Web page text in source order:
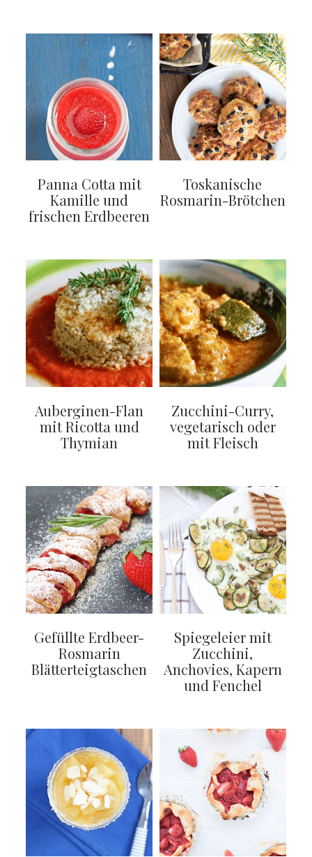
Panna Cotta mit
Kamille und
frischen Erdbeeren
Toskanische
Rosmarin-Brötchen
Auberginen-Flan
mit Ricotta und
Thymian
Zucchini-Curry,
vegetarisch oder
mit Fleisch
Gefüllte Erdbeer-
Rosmarin
Blätterteigtaschen
Spiegeleier mit
Zucchini,
Anchovies, Kapern
und Fenchel